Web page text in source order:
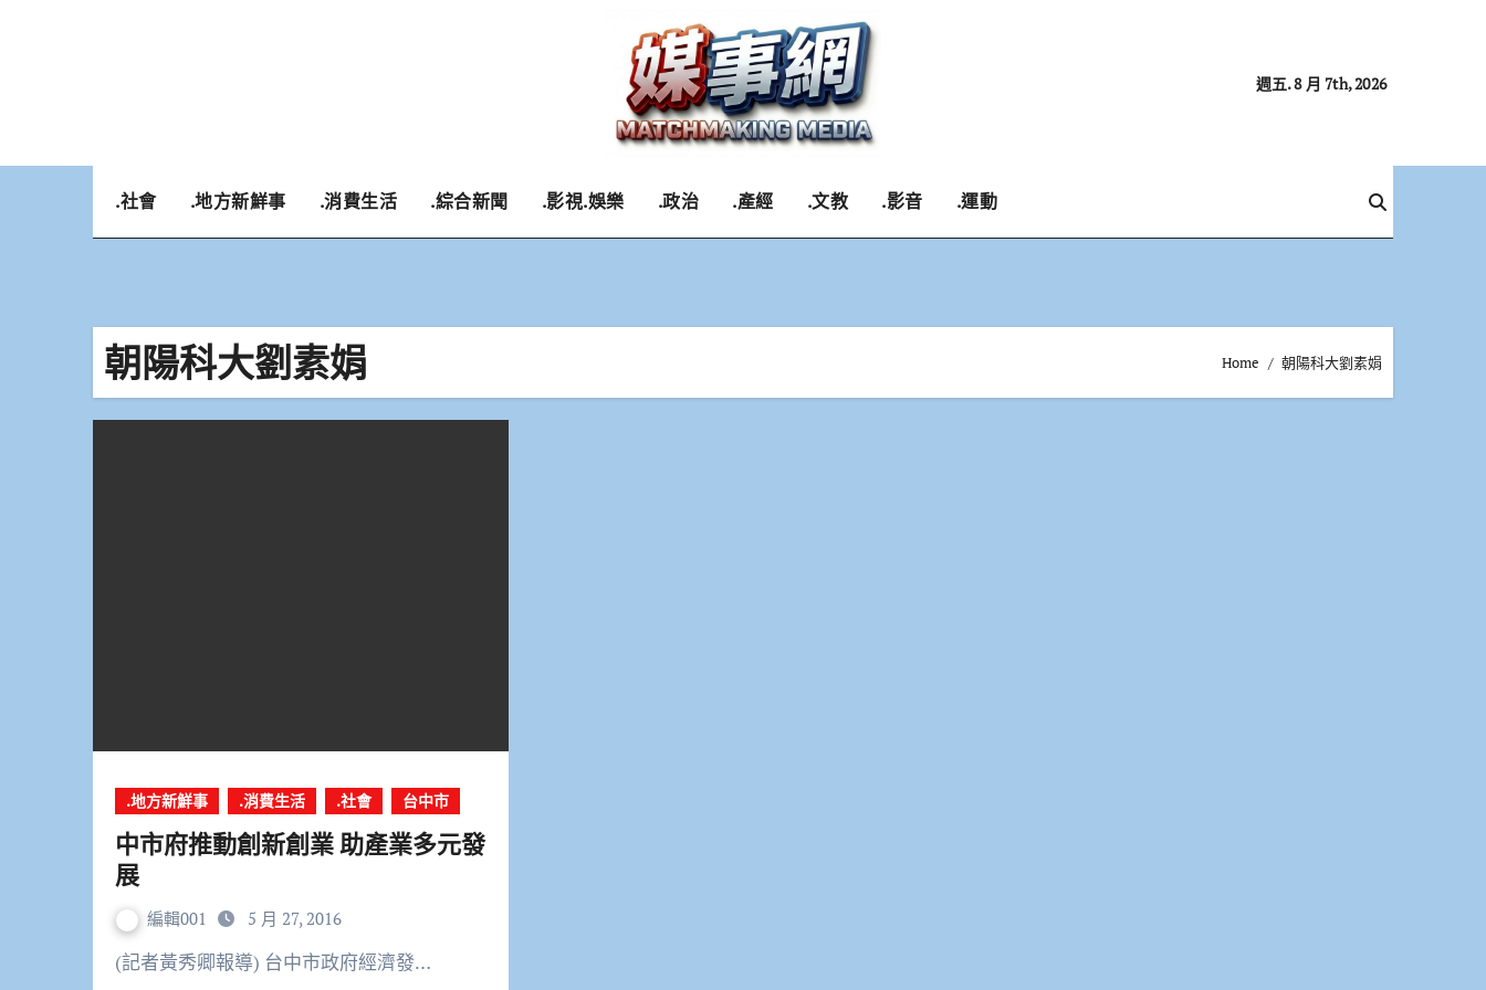
週五. 8 月 7th, 2026
.社會 .地方新鮮事 .消費生活 .綜合新聞 .影視.娛樂 .政治 .產經 .文教 .影音 .運動
朝陽科大劉素娟 Home 朝陽科大劉素娟
.地方新鮮事 .消費生活 .社會 台中市
中市府推動創新創業 助產業多元發
展
編輯001 5 月 27, 2016
(記者黃秀卿報導) 台中市政府經濟發…